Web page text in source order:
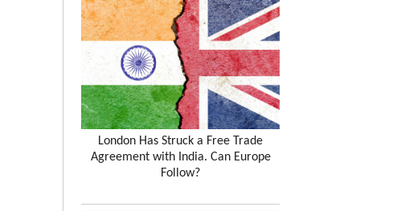
London Has Struck a Free Trade
Agreement with India. Can Europe
Follow?